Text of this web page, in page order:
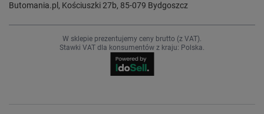
Butomania.pl , Kościuszki 27b, 85-079 Bydgoszcz
W sklepie prezentujemy ceny brutto (z VAT).
Stawki VAT dla konsumentów z kraju: Polska.